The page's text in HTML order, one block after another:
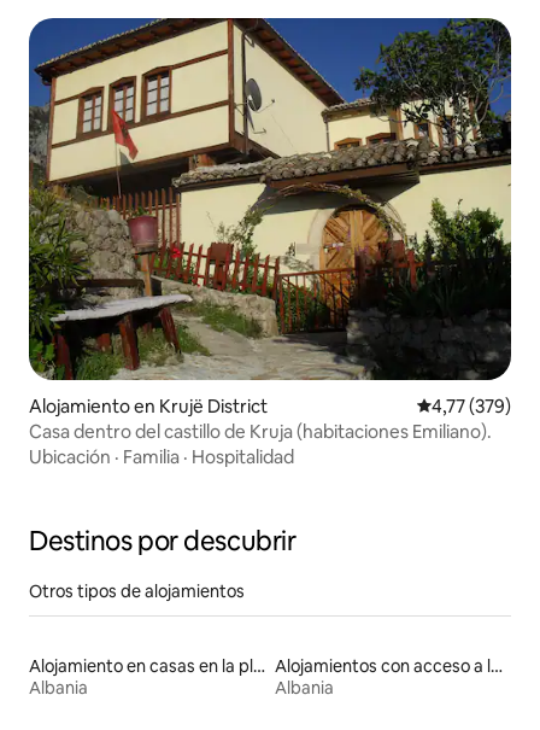
Alojamiento en Krujë District Calificación
4,77 (379)
Casa dentro del castillo de Kruja (habitaciones Emiliano).
Ubicación · Familia · Hospitalidad
Destinos por descubrir
Otros tipos de alojamientos
Alojamiento en casas en la playa
Albania
Alojamientos con acceso a las pistas de esquí
Albania